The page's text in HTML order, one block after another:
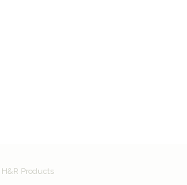
H&R Products